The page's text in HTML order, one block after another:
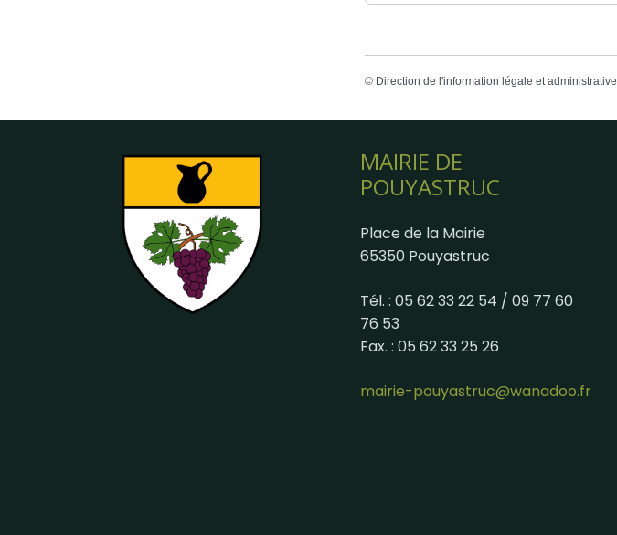
© Direction de l'information légale et administrative
MAIRIE DE
POUYASTRUC
Place de la Mairie
65350 Pouyastruc
Tél. : 05 62 33 22 54 / 09 77 60
76 53
Fax. : 05 62 33 25 26
mairie-pouyastruc@wanadoo.fr